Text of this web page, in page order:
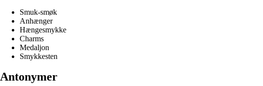
Smuk-smøk
Anhænger
Hængesmykke
Charms
Medaljon
Smykkesten
Antonymer